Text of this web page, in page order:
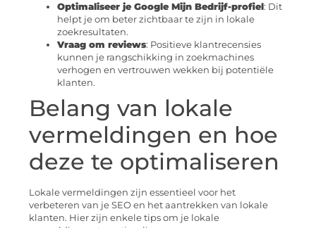
Optimaliseer je Google Mijn Bedrijf-profiel: Dit
helpt je om beter zichtbaar te zijn in lokale
zoekresultaten.
Vraag om reviews: Positieve klantrecensies
kunnen je rangschikking in zoekmachines
verhogen en vertrouwen wekken bij potentiële
klanten.
Belang van lokale
vermeldingen en hoe
deze te optimaliseren
Lokale vermeldingen zijn essentieel voor het
verbeteren van je SEO en het aantrekken van lokale
klanten. Hier zijn enkele tips om je lokale